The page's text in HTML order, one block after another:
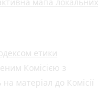
етики
Комісією з
матеріал до Комісії